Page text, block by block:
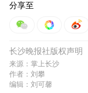
分享至
长沙晚报社版权声明
来源：掌上长沙
作者：刘攀
编辑：刘可馨